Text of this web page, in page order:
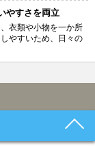
やすさを両立
衣類や小物を一か所
やすいため、日々の